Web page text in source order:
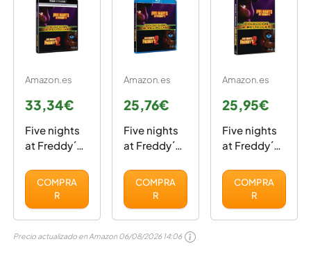
Amazon.es
33,34€
Five nights
at Freddy´s.
UHD + BD)
[Blu-ray]
COMPRA
R
Amazon.es
25,76€
Five nights
at Freddy´s.
(BD) [Blu-
ray]
COMPRA
R
Amazon.es
25,95€
Five nights
at Freddy´s.
(DVD)
COMPRA
R
Precio actualizado en Amazon 06/08/2026 14:06